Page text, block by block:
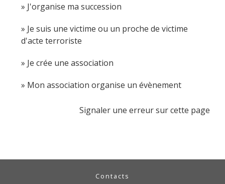
J'organise ma succession
Je suis une victime ou un proche de victime
d'acte terroriste
Je crée une association
Mon association organise un évènement
Signaler une erreur sur cette page
Contacts